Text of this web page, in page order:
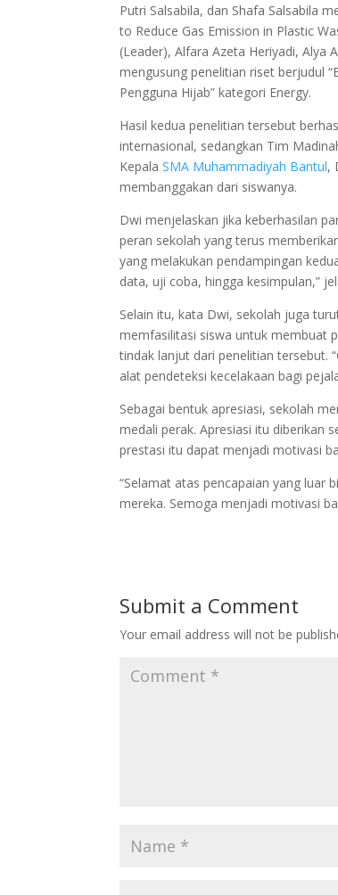
Putri Salsabila, dan Shafa Salsabila
to Reduce Gas Emission in Plastic
(Leader), Alfara Azeta Heriyadi, Alya
mengusung penelitian riset berjudul
Pengguna Hijab” kategori Energy.
Hasil kedua penelitian tersebut
internasional, sedangkan Tim
KepalaSMA Muhammadiyah Bantul,
membanggakan dari siswanya.
Dwi menjelaskan jika keberhasilan
peran sekolah yang terus
yang melakukan pendampingan
data, uji coba, hingga kesimpulan,”
Selain itu, kata Dwi, sekolah juga
memfasilitasi siswa untuk membuat
tindak lanjut dari penelitian tersebut.
alat pendeteksi kecelakaan bagi
Sebagai bentuk apresiasi, sekolah
medali perak. Apresiasi itu diberikan
prestasi itu dapat menjadi motivasi
“Selamat atas pencapaian yang luar
mereka. Semoga menjadi motivasi
Submit a Comment
Your email address will not be